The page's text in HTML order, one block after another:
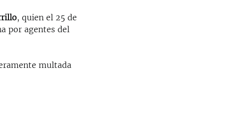
, quien el 25 de
por agentes del
multada